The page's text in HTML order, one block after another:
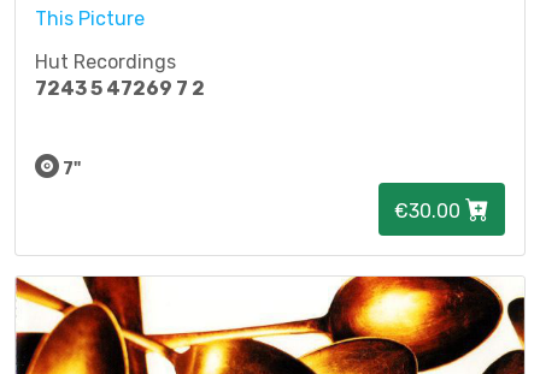
This Picture
Hut Recordings
7243 5 47269 7 2
7"
€30.00